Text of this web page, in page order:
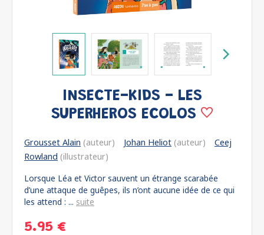
INSECTE-KIDS - LES
SUPERHEROS ECOLOS
Grousset Alain (auteur) Johan Heliot (auteur)
Ceej
Rowland (illustrateur)
Lorsque Léa et Victor sauvent un étrange scarabée
d’une attaque de guêpes, ils n’ont aucune idée de ce qui
les attend : ... suite
5.95 €